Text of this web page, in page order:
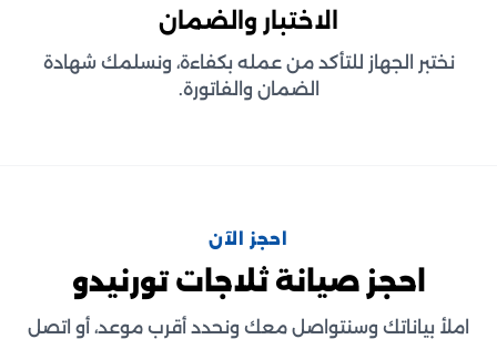
الاختبار والضمان
نختبر الجهاز للتأكد من عمله بكفاءة، ونسلمك شهادة
الضمان والفاتورة.
احجز الآن
احجز صيانة ثلاجات تورنيدو
املأ بياناتك وسنتواصل معك ونحدد أقرب موعد، أو اتصل